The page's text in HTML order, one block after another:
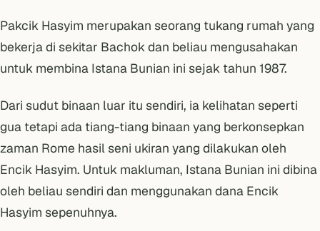
Pakcik Hasyim merupakan seorang tukang rumah yang
bekerja di sekitar Bachok dan beliau mengusahakan
untuk membina Istana Bunian ini sejak tahun 1987.
Dari sudut binaan luar itu sendiri, ia kelihatan seperti
gua tetapi ada tiang-tiang binaan yang berkonsepkan
zaman Rome hasil seni ukiran yang dilakukan oleh
Encik Hasyim. Untuk makluman, Istana Bunian ini dibina
oleh beliau sendiri dan menggunakan dana Encik
Hasyim sepenuhnya.